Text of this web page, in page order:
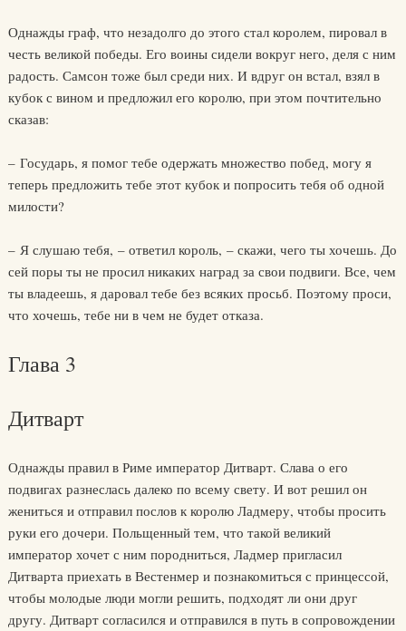
Однажды граф, что незадолго до этого стал королем, пировал в
честь великой победы. Его воины сидели вокруг него, деля с ним
радость. Самсон тоже был среди них. И вдруг он встал, взял в
кубок с вином и предложил его королю, при этом почтительно
сказав:
– Государь, я помог тебе одержать множество побед, могу я
теперь предложить тебе этот кубок и попросить тебя об одной
милости?
– Я слушаю тебя, – ответил король, – скажи, чего ты хочешь. До
сей поры ты не просил никаких наград за свои подвиги. Все, чем
ты владеешь, я даровал тебе без всяких просьб. Поэтому проси,
что хочешь, тебе ни в чем не будет отказа.
Глава 3
Дитварт
Однажды правил в Риме император Дитварт. Слава о его
подвигах разнеслась далеко по всему свету. И вот решил он
жениться и отправил послов к королю Ладмеру, чтобы просить
руки его дочери. Польщенный тем, что такой великий
император хочет с ним породниться, Ладмер пригласил
Дитварта приехать в Вестенмер и познакомиться с принцессой,
чтобы молодые люди могли решить, подходят ли они друг
другу. Дитварт согласился и отправился в путь в сопровождении